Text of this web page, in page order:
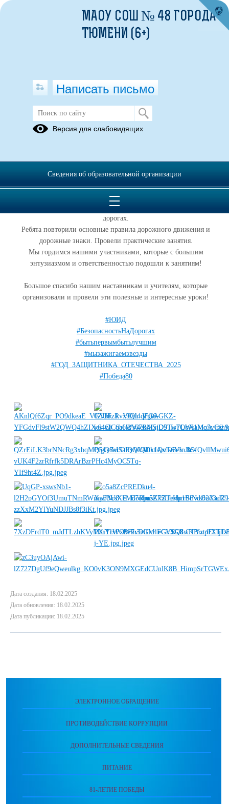
Блок занятий ЮИД
Сегодня у нас прошел блок занятий по ЮИД!
движения собрались, чтобы узнать больше о правилах дорожного
движения и научиться помогать в обеспечении безопасности на
дорогах.
Ребята повторили основные правила дорожного движения и
дорожные знаки. Провели практические занятия.
Мы гордимся нашими участниками, которые с большим
энтузиазмом и ответственностью подошли к занятиям!
Большое спасибо нашим наставникам и учителям, которые
организовали и провели эти полезные и интересные уроки!
#ЮИД
#БезопасностьНаДорогах
#бытьпервымбытьлучшим
#мызажигаемзвезды
#ГОД_ЗАЩИТНИКА_ОТЕЧЕСТВА_2025
#Победа80
Дата создания: 18.02.2025
Дата обновления: 18.02.2025
Дата публикации: 18.02.2025
ЭЛЕКТРОННОЕ ОБРАЩЕНИЕ
ПРОТИВОДЕЙСТВИЕ КОРРУПЦИИ
ДОПОЛНИТЕЛЬНЫЕ СВЕДЕНИЯ
ПИТАНИЕ
81-ЛЕТИЕ ПОБЕДЫ
МАОУ СОШ № 48 ГОРОДА
ТЮМЕНИ (6+)
Написать письмо
Версия для слабовидящих
Сведения об образовательной организации